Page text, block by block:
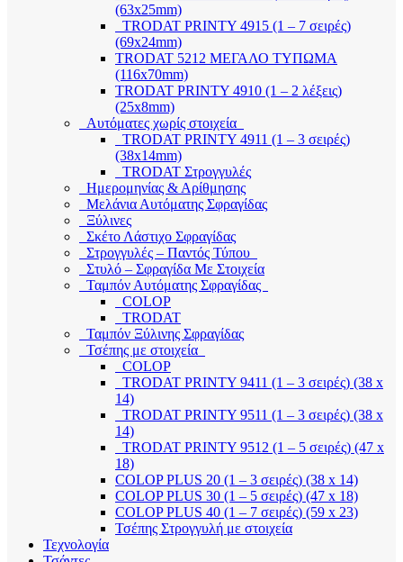
(63x25mm)
TRODAT PRINTY 4915 (1 – 7 σειρές)
(69x24mm)
TRODAT 5212 ΜΕΓΑΛΟ ΤΥΠΩΜΑ
(116x70mm)
TRODAT PRINTY 4910 (1 – 2 λέξεις)
(25x8mm)
Αυτόματες χωρίς στοιχεία
TRODAT PRINTY 4911 (1 – 3 σειρές)
(38x14mm)
TRODAT Στρογγυλές
Ημερομηνίας & Αρίθμησης
Μελάνια Αυτόματης Σφραγίδας
Ξύλινες
Σκέτο Λάστιχο Σφραγίδας
Στρογγυλές – Παντός Τύπου
Στυλό – Σφραγίδα Με Στοιχεία
Ταμπόν Αυτόματης Σφραγίδας
COLOP
TRODAT
Ταμπόν Ξύλινης Σφραγίδας
Τσέπης με στοιχεία
COLOP
TRODAT PRINTY 9411 (1 – 3 σειρές) (38 x
14)
TRODAT PRINTY 9511 (1 – 3 σειρές) (38 x
14)
TRODAT PRINTY 9512 (1 – 5 σειρές) (47 x
18)
COLOP PLUS 20 (1 – 3 σειρές) (38 x 14)
COLOP PLUS 30 (1 – 5 σειρές) (47 x 18)
COLOP PLUS 40 (1 – 7 σειρές) (59 x 23)
Τσέπης Στρογγυλή με στοιχεία
Τεχνολογία